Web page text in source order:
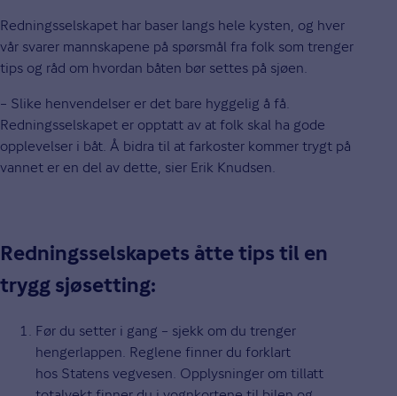
Redningsselskapet har baser langs hele kysten, og hver
vår svarer mannskapene på spørsmål fra folk som trenger
tips og råd om hvordan båten bør settes på sjøen.
– Slike henvendelser er det bare hyggelig å få.
Redningsselskapet er opptatt av at folk skal ha gode
opplevelser i båt. Å bidra til at farkoster kommer trygt på
vannet er en del av dette, sier Erik Knudsen.
Redningsselskapets åtte tips til en
trygg sjøsetting:
Før du setter i gang – sjekk om du trenger
hengerlappen. Reglene finner du forklart
hos Statens vegvesen. Opplysninger om tillatt